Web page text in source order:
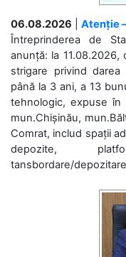
06.08.2026
Atenție
Întreprinderea de
anunță: la
strigare privind
până la 3 ani, a 13
tehnologic, expuse în
mun.Chișinău,
Comrat, includ spații
depozite,
tansbordare/